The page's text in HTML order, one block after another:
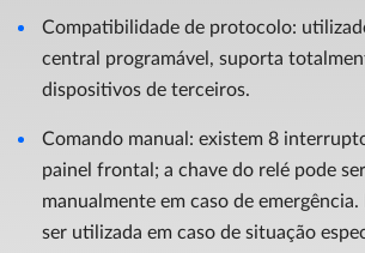
Compatibilidade de protocolo:
central programável, suporta
dispositivos de terceiros.
Comando manual: existem 8
painel frontal; a chave do relé pode
manualmente em caso de
ser utilizada em caso de situação